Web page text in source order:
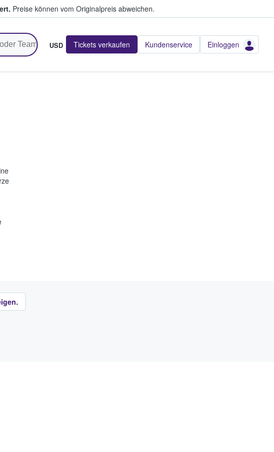
Preise können vom Originalpreis abweichen.
USD Tickets verkaufen Kundenservice Einloggen